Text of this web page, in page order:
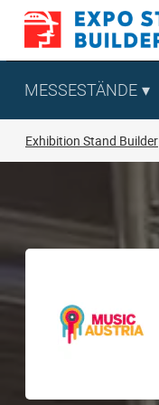
Zum
springen
MESSESTÄNDE
Exhibition Stand Builder